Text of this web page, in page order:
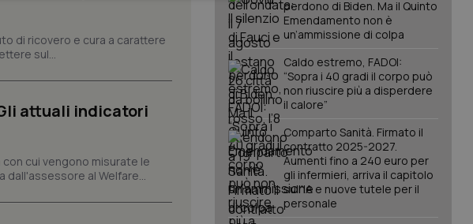
di ricovero e cura a carattere
sul...
attuali indicatori
cui vengono misurate le
dall'assessore al Welfare...
perdono di Biden. Ma il Quinto
Emendamento non è
un’ammissione di colpa
Caldo estremo, FADOI:
“Sopra i 40 gradi il corpo può
non riuscire più a disperdere
il calore”
Comparto Sanità. Firmato il
contratto 2025-2027.
Aumenti fino a 240 euro per
gli infermieri, arriva il capitolo
sull'IA e nuove tutele per il
personale
di base quali la navigazione sulle pagine